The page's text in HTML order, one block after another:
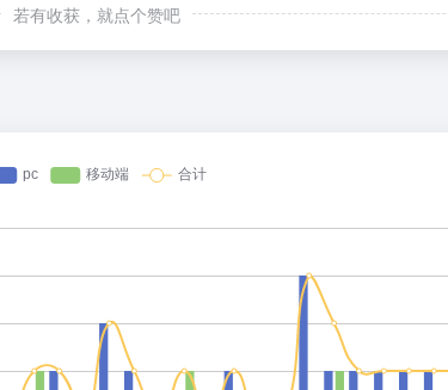
若有收获，就点个赞吧